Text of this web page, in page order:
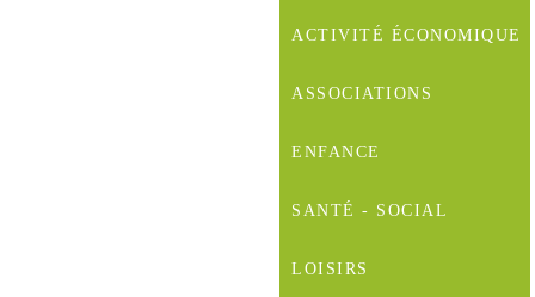
ACTIVITÉ ÉCONOMIQUE
ASSOCIATIONS
ENFANCE
SANTÉ - SOCIAL
LOISIRS